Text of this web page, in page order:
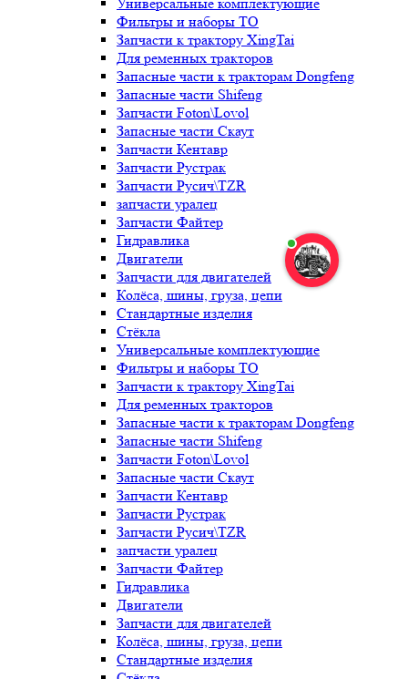
Фильтры и наборы ТО
Запчасти к трактору XingTai
Для ременных тракторов
Запасные части к тракторам Dongfeng
Запасные части Shifeng
Запчасти Foton\Lovol
Запасные части Скаут
Запчасти Кентавр
Запчасти Рустрак
Запчасти Русич\TZR
запчасти уралец
Запчасти Файтер
Гидравлика
Двигатели
Запчасти для двигателей
Колёса, шины, груза, цепи
Стандартные изделия
Стёкла
Универсальные комплектующие
Фильтры и наборы ТО
Запчасти к трактору XingTai
Для ременных тракторов
Запасные части к тракторам Dongfeng
Запасные части Shifeng
Запчасти Foton\Lovol
Запасные части Скаут
Запчасти Кентавр
Запчасти Рустрак
Запчасти Русич\TZR
запчасти уралец
Запчасти Файтер
Гидравлика
Двигатели
Запчасти для двигателей
Колёса, шины, груза, цепи
Стандартные изделия